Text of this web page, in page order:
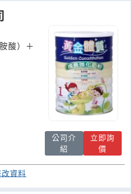
酸）＋
公司介
紹
立即詢
價
資料